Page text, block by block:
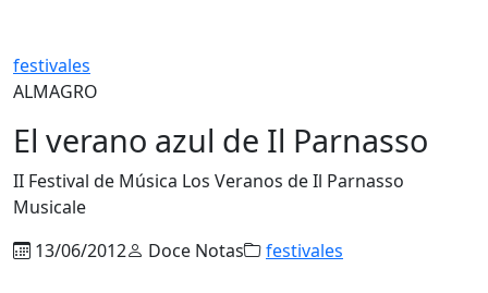
festivales
ALMAGRO
El verano azul de Il Parnasso
II Festival de Música Los Veranos de Il Parnasso
Musicale
13/06/2012
Doce Notas festivales